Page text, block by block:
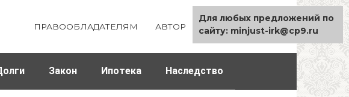
ПРАВООБЛАДАТЕЛЯМ АВТОР КАРТА САЙТА
Закон Ипотека Наследство
Для любых предложений по
сайту: minjust-irk@cp9.ru